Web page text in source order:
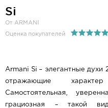
Si
От ARMANI
Оценка покупателей
Armani Si – элегантные духи
отражающие
Самостоятельная,
грациозная – такой